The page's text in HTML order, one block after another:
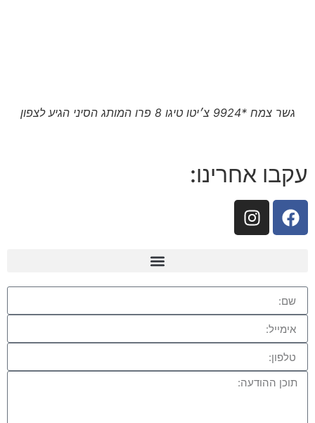
גשר צמח *9924 צ׳יטו טיגו 8 פרו המותג הסיני הגיע לצפון
עקבו אחרינו: